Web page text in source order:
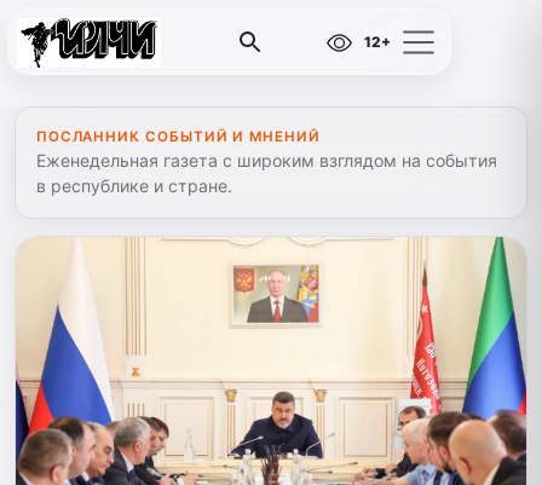
12+
ПОСЛАННИК СОБЫТИЙ И МНЕНИЙ
Еженедельная газета с широким взглядом на события
в республике и стране.